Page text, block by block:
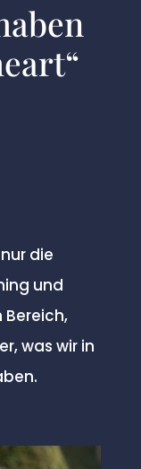
die
und
was wir in